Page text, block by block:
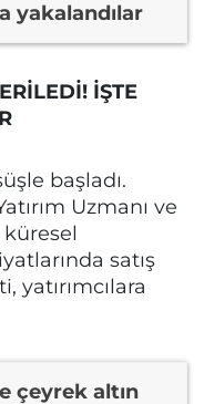
yakalandılar
İŞTE
başladı.
Uzmanı ve
satış
yatırımcılara
çeyrek altın